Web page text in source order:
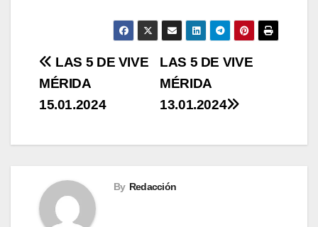
Navegación
de
LAS 5 DE VIVE
MÉRIDA
13.01.2024
LAS 5 DE VIVE
MÉRIDA
15.01.2024
By Redacción